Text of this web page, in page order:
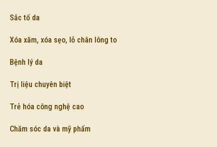
Sắc tố da
Xóa xăm, xóa sẹo, lỗ chân lông to
Bệnh lý da
Trị liệu chuyên biệt
Trẻ hóa công nghệ cao
Chăm sóc da và mỹ phẩm